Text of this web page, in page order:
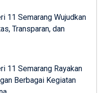
11 Semarang Wujudkan
Transparan, dan
11 Semarang Rayakan
Berbagai Kegiatan